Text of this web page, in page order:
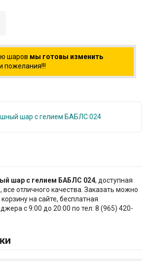
шаров мы готовы изменить
пожелания!!!
шар с гелием БАБЛС 024, доступная
все отличного качества. Заказать можно
на сайте, бесплатная
с 9:00 до 20:00 по тел: 8 (965) 420-